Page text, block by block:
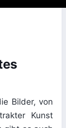
Bilder, von
Kunst